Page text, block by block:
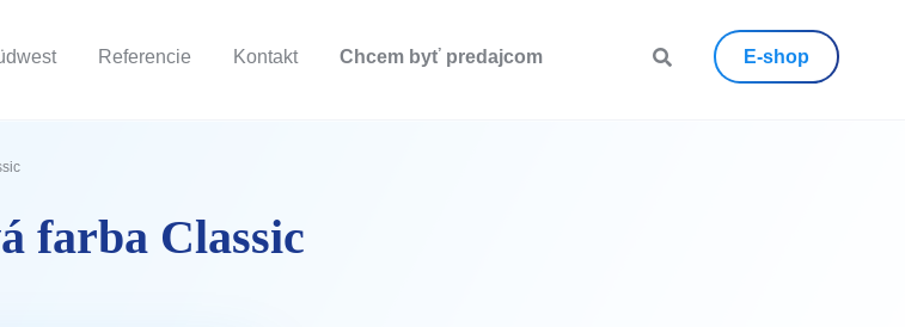
Referencie Kontakt Chcem byť predajcom E-shop
farba Classic